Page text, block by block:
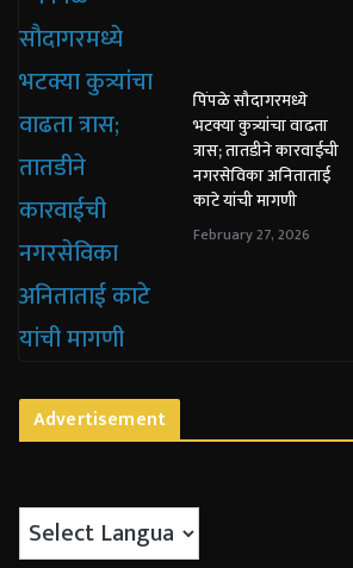
पिंपळे सौदागरमध्ये
भटक्या कुत्र्यांचा वाढता
त्रास; तातडीने कारवाईची
नगरसेविका अनिताताई
काटे यांची मागणी
February 27, 2026
Advertisement